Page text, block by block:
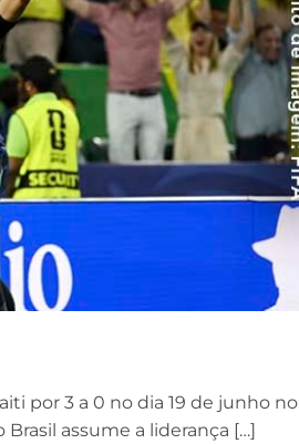
por 3 a 0 no dia 19 de junho no
assume a liderança […]